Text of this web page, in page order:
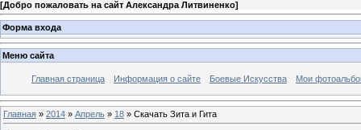
[Добро пожаловать на сайт Александра Литвиненко]
Форма входа
Меню сайта
Главная страница Информация о сайте Боевые Искусства Мои
Главная » 2014 » Апрель » 18 » Скачать Зита и Гита